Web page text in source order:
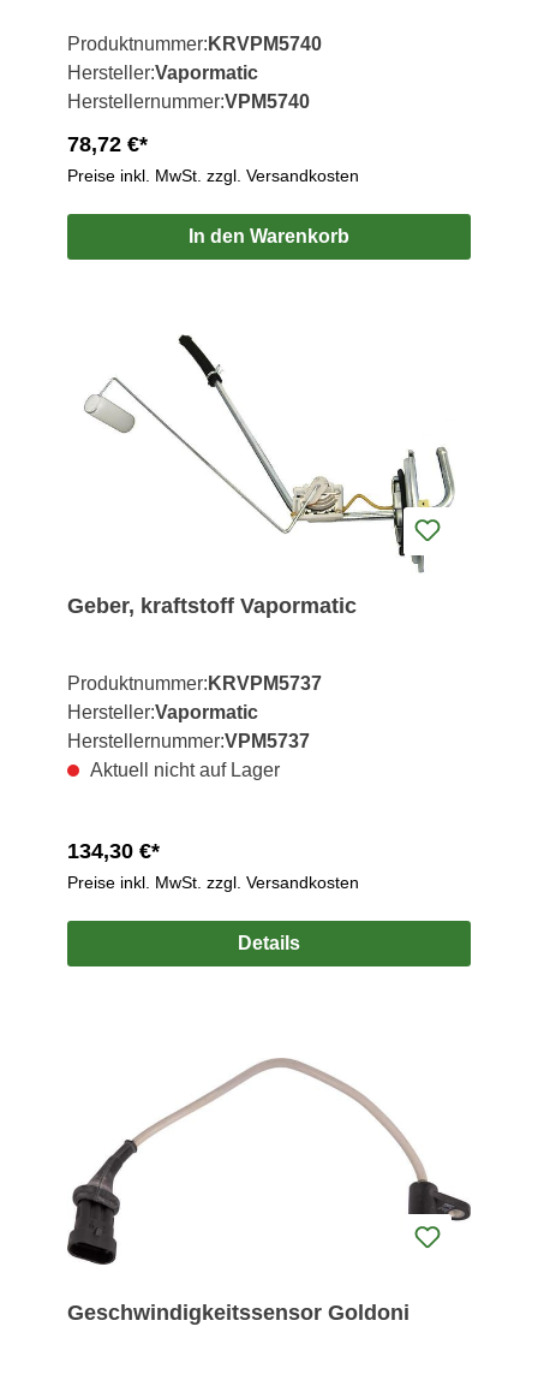
Produktnummer: KRVPM5740
Hersteller:Vapormatic
Herstellernummer:VPM5740
78,72 €*
Preise inkl. MwSt. zzgl. Versandkosten
In den Warenkorb
Geber, kraftstoff Vapormatic
Produktnummer: KRVPM5737
Hersteller:Vapormatic
Herstellernummer:VPM5737
Aktuell nicht auf Lager
134,30 €*
Preise inkl. MwSt. zzgl. Versandkosten
Details
Geschwindigkeitssensor Goldoni